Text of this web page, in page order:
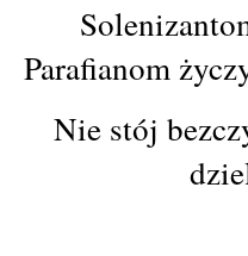
Parafianom
Nie stój